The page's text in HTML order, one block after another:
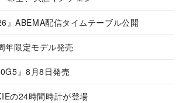
』ABEMA配信タイムテーブル公開
年限定モデル発売
』8月8日発売
の24時間時計が登場